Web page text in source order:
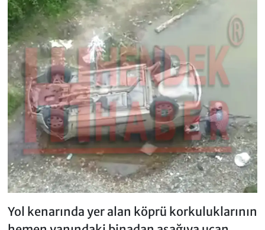
Yol kenarında yer alan köprü korkuluklarının